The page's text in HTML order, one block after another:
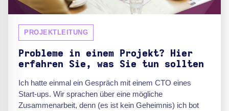
PROJEKTLEITUNG
Probleme in einem Projekt? Hier
erfahren Sie, was Sie tun sollten
Ich hatte einmal ein Gespräch mit einem CTO eines
Start-ups. Wir sprachen über eine mögliche
Zusammenarbeit, denn (es ist kein Geheimnis) ich bot